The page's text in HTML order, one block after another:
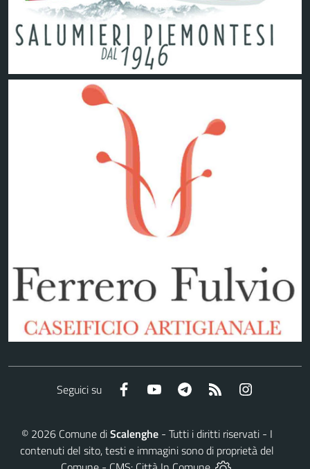
Seguici su Facebook YouTube Telegram RSS
© 2026Comune diScalenghe- Tutti i diritti riservati - I
contenuti del sito, testi e immagini sono di proprietà del